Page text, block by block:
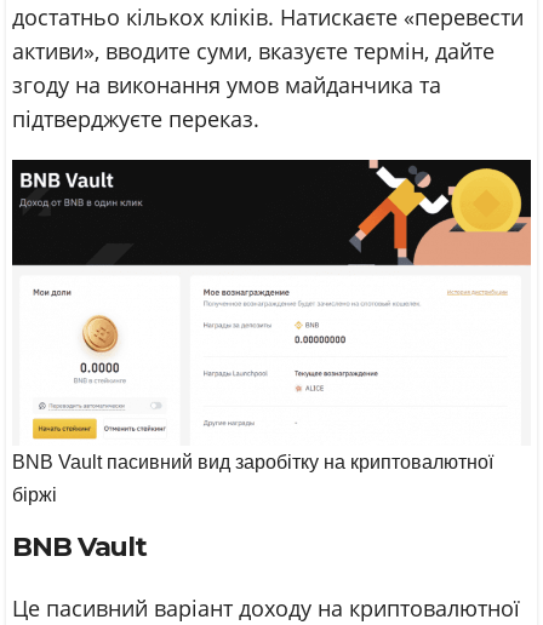
достатньо кількох кліків. Натискаєте «перевести
активи», вводите суми, вказуєте термін, дайте
згоду на виконання умов майданчика та
підтверджуєте переказ.
BNB Vault пасивний вид заробітку на криптовалютної
біржі
BNB Vault
Це пасивний варіант доходу на криптовалютної